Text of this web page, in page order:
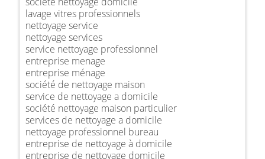
lavage vitres professionnels
nettoyage service
nettoyage services
service nettoyage professionnel
entreprise menage
entreprise ménage
société de nettoyage maison
service de nettoyage a domicile
société nettoyage maison particulier
services de nettoyage a domicile
nettoyage professionnel bureau
entreprise de nettoyage à domicile
entreprise de nettoyage domicile